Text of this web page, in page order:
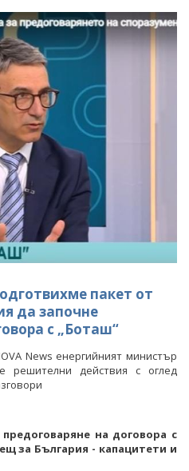
пакет от
да започне
с „Боташ“
News енергийният министър
решителни действия с оглед
на договора с
за България - капацитети и